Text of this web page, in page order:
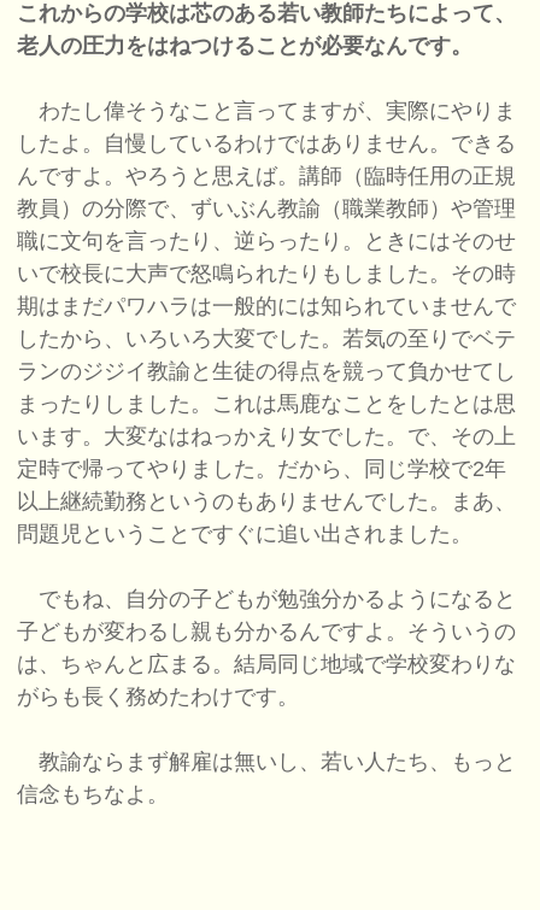
これからの学校は芯のある若い教師たちによって、
老人の圧力をはねつけることが必要なんです。
わたし偉そうなこと言ってますが、実際にやりま
したよ。自慢しているわけではありません。できる
んですよ。やろうと思えば。講師（臨時任用の正規
教員）の分際で、ずいぶん教諭（職業教師）や管理
職に文句を言ったり、逆らったり。ときにはそのせ
いで校長に大声で怒鳴られたりもしました。その時
期はまだパワハラは一般的には知られていませんで
したから、いろいろ大変でした。若気の至りでベテ
ランのジジイ教諭と生徒の得点を競って負かせてし
まったりしました。これは馬鹿なことをしたとは思
います。大変なはねっかえり女でした。で、その上
定時で帰ってやりました。だから、同じ学校で2年
以上継続勤務というのもありませんでした。まあ、
問題児ということですぐに追い出されました。
でもね、自分の子どもが勉強分かるようになると
子どもが変わるし親も分かるんですよ。そういうの
は、ちゃんと広まる。結局同じ地域で学校変わりな
がらも長く務めたわけです。
教諭ならまず解雇は無いし、若い人たち、もっと
信念もちなよ。